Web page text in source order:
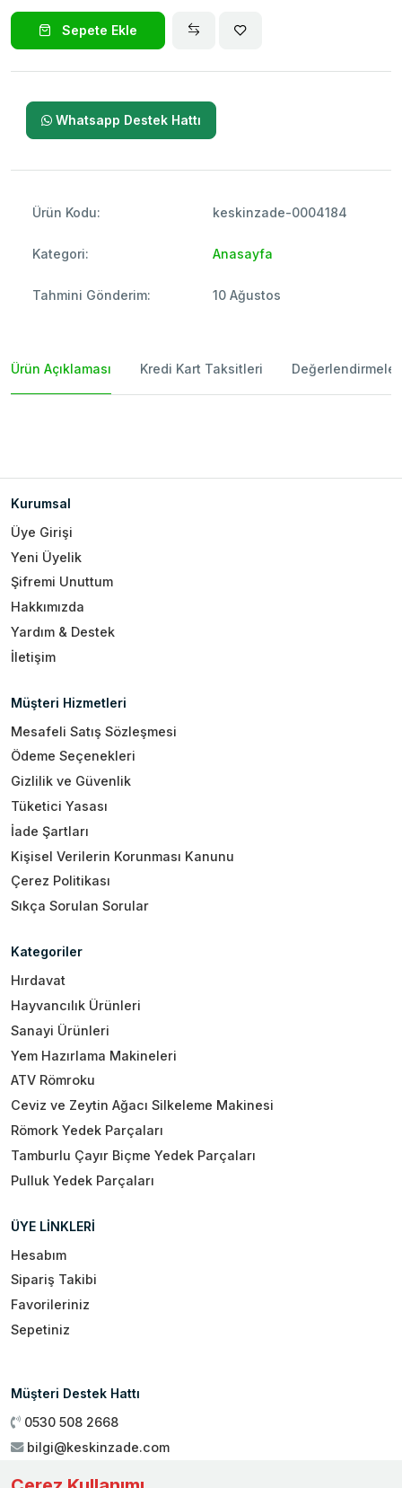
Sepete Ekle
Whatsapp Destek Hattı
Ürün Kodu: keskinzade-0004184
Kategori: Anasayfa
Tahmini Gönderim: 10 Ağustos
Ürün Açıklaması Kredi Kart Taksitleri Değerlendirmeler
Kurumsal
Üye Girişi
Yeni Üyelik
Şifremi Unuttum
Hakkımızda
Yardım & Destek
İletişim
Müşteri Hizmetleri
Mesafeli Satış Sözleşmesi
Ödeme Seçenekleri
Gizlilik ve Güvenlik
Tüketici Yasası
İade Şartları
Kişisel Verilerin Korunması Kanunu
Çerez Politikası
Sıkça Sorulan Sorular
Kategoriler
Hırdavat
Hayvancılık Ürünleri
Sanayi Ürünleri
Yem Hazırlama Makineleri
ATV Römroku
Ceviz ve Zeytin Ağacı Silkeleme Makinesi
Römork Yedek Parçaları
Tamburlu Çayır Biçme Yedek Parçaları
Pulluk Yedek Parçaları
ÜYE LİNKLERİ
Hesabım
Sipariş Takibi
Favorileriniz
Sepetiniz
Müşteri Destek Hattı
0530 508 2668
bilgi@keskinzade.com